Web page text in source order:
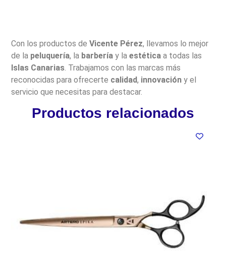
Con los productos deVicente Pérez, llevamos lo mejor
de la peluquería, la barbería y laestética a todas las
Islas Canarias. Trabajamos con las marcas más
reconocidas para ofrecerte calidad, innovación y el
servicio que necesitas para destacar.
Productos relacionados